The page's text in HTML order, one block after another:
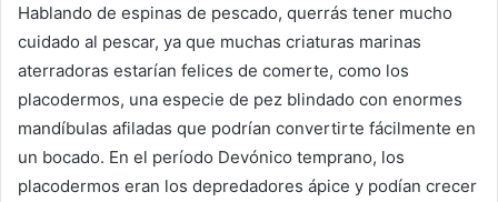
Hablando de espinas de pescado, querrás tener mucho
cuidado al pescar, ya que muchas criaturas marinas
aterradoras estarían felices de comerte, como los
placodermos, una especie de pez blindado con enormes
mandíbulas afiladas que podrían convertirte fácilmente en
un bocado. En el período Devónico temprano, los
placodermos eran los depredadores ápice y podían crecer